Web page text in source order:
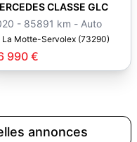
990 €
MERCEDES CLASSE GLC
2020 - 85891 km - Auto
La Motte-Servolex (73290)
annonces